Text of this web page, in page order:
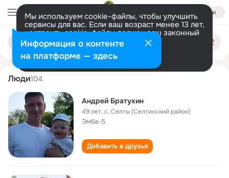
Войти
Мы используем cookie-файлы, чтобы улучшить
сервисы для вас. Если ваш возраст менее 13 лет,
настроить cookie-файлы должен ваш законный
представитель. Больше информации
Разрешить все Настроить
Поиск
людям
andrey bratukhin
Люди104
Андрей Братухин
49 лет,с. Селты (Селтинский район)
Эмба-5
Добавить в друзья
Информация о контенте
на платформе — здесь